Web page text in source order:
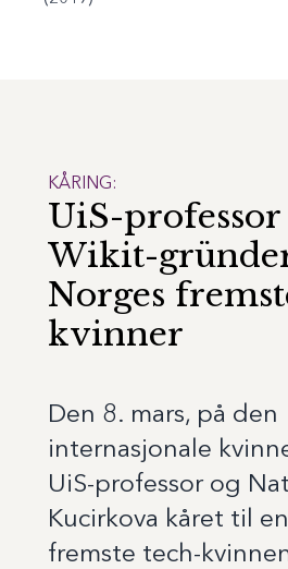
KÅRING:
UiS-professor
Wikit-
Norges
kvinner
Den 8. mars, på den
internasjonale
UiS-professor og
Kucirkova kåret til
fremste tech-